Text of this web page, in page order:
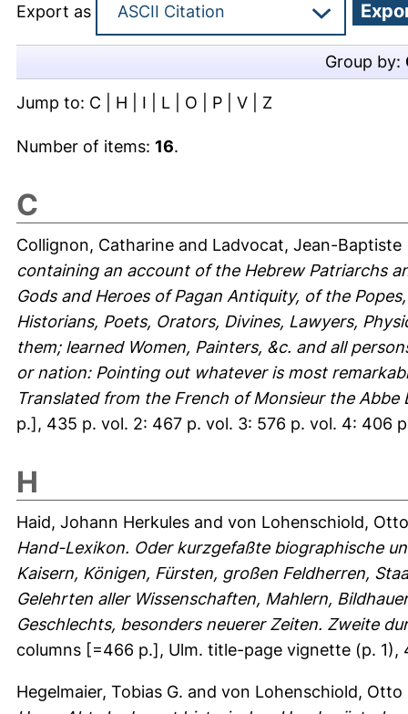
Export as
Group by:
Jump to: C H I L O P V Z
Number of items: 16.
C
Collignon, Catharine and Ladvocat, Jean-Baptiste
containing an account of the Hebrew Patriarchs
Gods and Heroes of Pagan Antiquity, of the
Historians, Poets, Orators, Divines, Lawyers,
them; learned Women, Painters, &c. and all
or nation: Pointing out whatever is most
Translated from the French of Monsieur the
p.], 435 p. vol. 2: 467 p. vol. 3: 576 p. vol. 4: 406
H
Haid, Johann Herkules and von Lohenschiold,
Hand-Lexikon. Oder kurzgefaßte biographische
Kaisern, Königen, Fürsten, großen Feldherren,
Gelehrten aller Wissenschaften, Mahlern,
Geschlechts, besonders neuerer Zeiten. Zweite
columns [=466 p.], Ulm. title-page vignette (p. 1),
Hegelmaier, Tobias G. and von Lohenschiold, Otto